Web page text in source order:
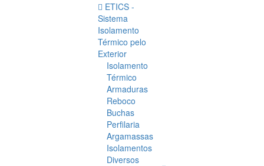
ETICS -
Sistema
Isolamento
Térmico pelo
Exterior
Isolamento
Térmico
Armaduras
Reboco
Buchas
Perfilaria
Argamassas
Isolamentos
Diversos